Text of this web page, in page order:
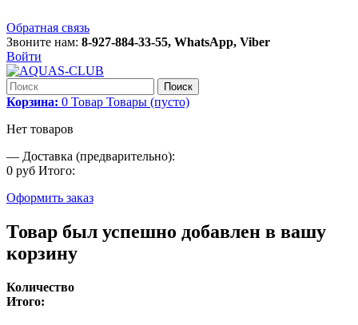
Обратная связь
Звоните нам: 8-927-884-33-55, WhatsApp, Viber
Войти
Поиск
Корзина: 0 Товар Товары (пусто)
Нет товаров
— Доставка (предварительно):
0 руб Итого:
Оформить заказ
Товар был успешно добавлен в вашу
корзину
Количество
Итого: